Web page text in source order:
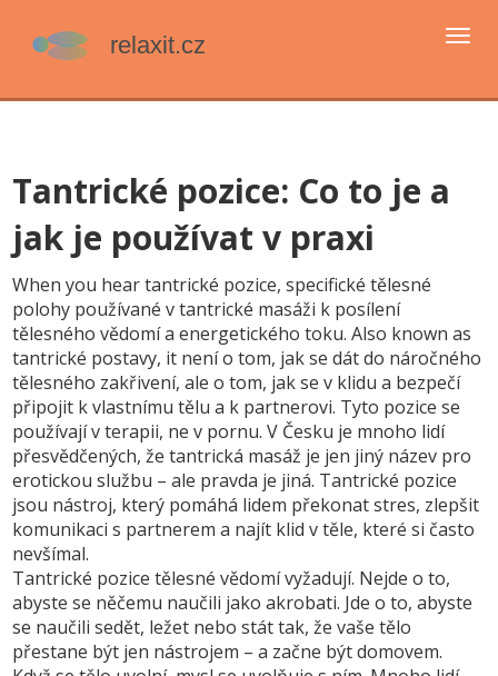
Tantrické pozice: Co to je a
jak je používat v praxi
When you heartantrické pozice,specifické tělesné
polohy používané v tantrické masáži k posílení
tělesného vědomí a energetického toku. Also known as
tantrické postavy, it není o tom, jak se dát do náročného
tělesného zakřivení, ale o tom, jak se v klidu a bezpečí
připojit k vlastnímu tělu a k partnerovi. Tyto pozice se
používají v terapii, ne v pornu. V Česku je mnoho lidí
přesvědčených, že tantrická masáž je jen jiný název pro
erotickou službu – ale pravda je jiná. Tantrické pozice
jsou nástroj, který pomáhá lidem překonat stres, zlepšit
komunikaci s partnerem a najít klid v těle, které si často
nevšímal.
Tantrické pozicetělesné vědomívyžadují. Nejde o to,
abyste se něčemu naučili jako akrobati. Jde o to, abyste
se naučili sedět, ležet nebo stát tak, že vaše tělo
přestane být jen nástrojem – a začne být domovem.